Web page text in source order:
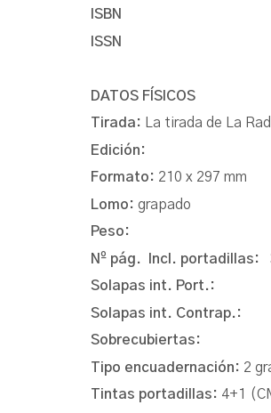
ISBN
ISSN
DATOS FÍSICOS
Tirada:
La tirada de La
Edición:
Formato: 210 x 297 mm
Lomo: grapado
Peso:
Nº pág. Incl. portadillas:
Solapas int. Port.:
Solapas int. Contrap.:
Sobrecubiertas:
Tipo encuadernación: 2
Tintas portadillas: 4+1